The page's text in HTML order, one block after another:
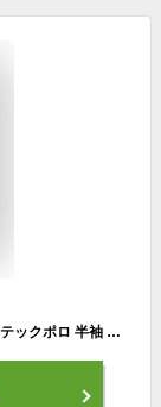
アンダーアーマー ポロシャツ メンズ テック ゴルフ テックポロ 半袖 UNDER ARMOUR TECH POLO SHIRT 1290140 全16色 ウエア ブランド トップス ヒートギア ゴルフウェア スポーツ トレーニング ジム